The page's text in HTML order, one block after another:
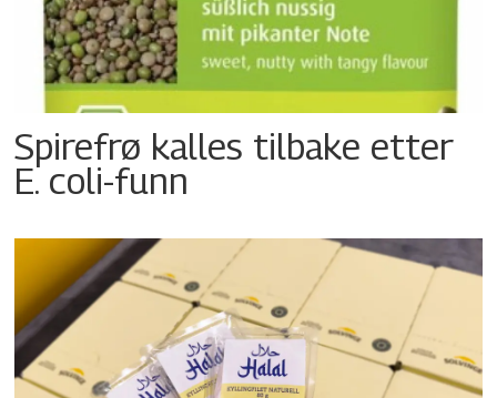
Spirefrø kalles tilbake etter
E. coli-funn